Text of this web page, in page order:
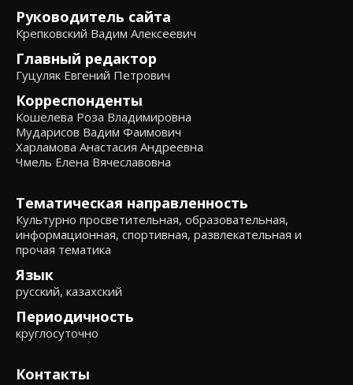
Руководитель сайта
Крепковский Вадим Алексеевич
Главный редактор
Гуцуляк Евгений Петрович
Корреспонденты
Кошелева Роза Владимировна
Мударисов Вадим Фаимович
Харламова Анастасия Андреевна
Чмель Елена Вячеславовна
Тематическая направленность
Культурно просветительная, образовательная,
информационная, спортивная, развлекательная и
прочая тематика
Язык
русский, казахский
Периодичность
круглосуточно
Контакты